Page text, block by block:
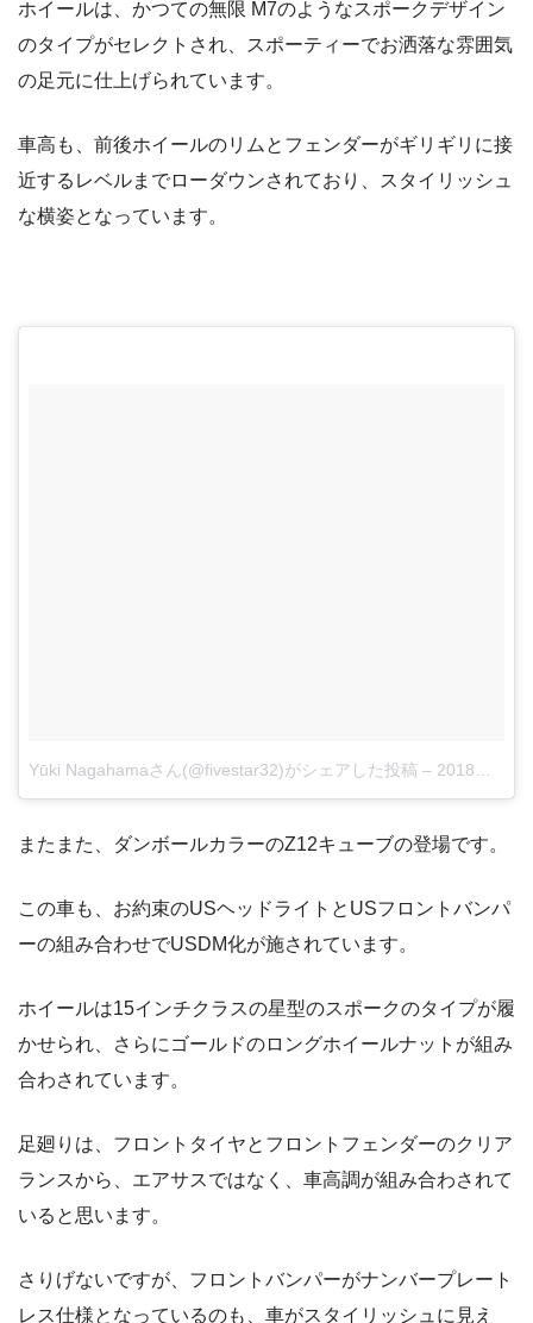
ホイールは、かつての無限 M7のようなスポークデザイン
のタイプがセレクトされ、スポーティーでお洒落な雰囲気
の足元に仕上げられています。
車高も、前後ホイールのリムとフェンダーがギリギリに接
近するレベルまでローダウンされており、スタイリッシュ
な横姿となっています。
Yūki Nagahamaさん(@fivestar32)がシェアした投稿 – 2018年 6月月22日午前6時32分PDT
またまた、ダンボールカラーのZ12キューブの登場です。
この車も、お約束のUSヘッドライトとUSフロントバンパ
ーの組み合わせでUSDM化が施されています。
ホイールは15インチクラスの星型のスポークのタイプが履
かせられ、さらにゴールドのロングホイールナットが組み
合わされています。
足廻りは、フロントタイヤとフロントフェンダーのクリア
ランスから、エアサスではなく、車高調が組み合わされて
いると思います。
さりげないですが、フロントバンパーがナンバープレート
レス仕様となっているのも、車がスタイリッシュに見え